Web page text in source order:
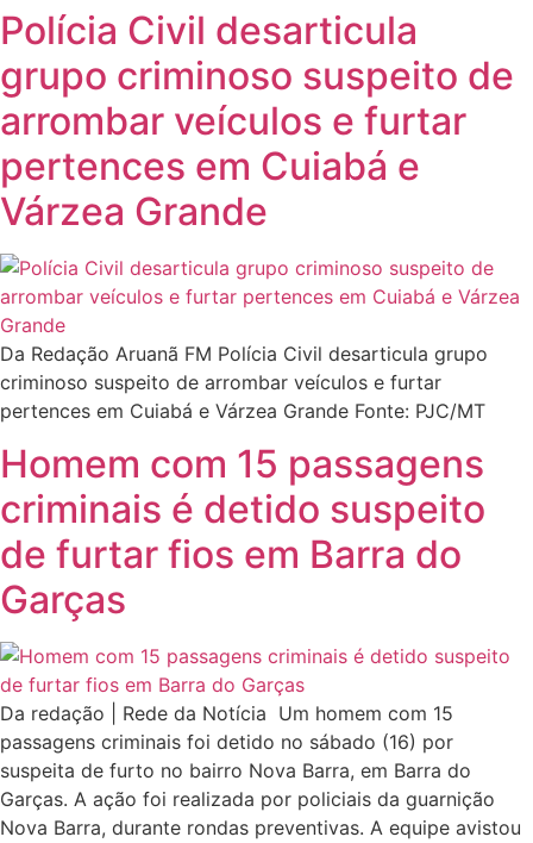
Polícia Civil desarticula
grupo criminoso suspeito de
arrombar veículos e furtar
pertences em Cuiabá e
Várzea Grande
Da Redação Aruanã FM Polícia Civil desarticula grupo
criminoso suspeito de arrombar veículos e furtar
pertences em Cuiabá e Várzea Grande Fonte: PJC/MT
Homem com 15 passagens
criminais é detido suspeito
de furtar fios em Barra do
Garças
Da redação | Rede da Notícia Um homem com 15
passagens criminais foi detido no sábado (16) por
suspeita de furto no bairro Nova Barra, em Barra do
Garças. A ação foi realizada por policiais da guarnição
Nova Barra, durante rondas preventivas. A equipe avistou